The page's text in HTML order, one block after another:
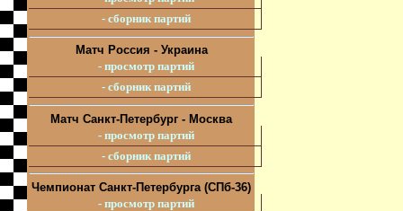
- сборник партий
Матч Россия - Украина
- просмотр партий
- сборник партий
Матч Санкт-Петербург - Москва
- просмотр партий
- сборник партий
Чемпионат Санкт-Петербурга (СПб-36)
- просмотр партий